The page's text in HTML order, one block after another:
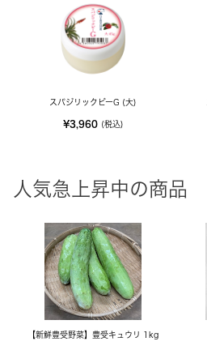
スパジリックビーG (大)
¥3,960 (税込)
人気急上昇中の商品
【新鮮豊受野菜】豊受キュウリ 1kg